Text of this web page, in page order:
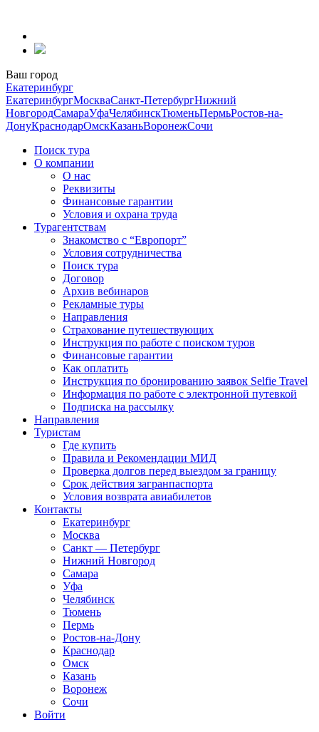
содержанию
Ваш город
Екатеринбург
ЕкатеринбургМоскваСанкт-ПетербургНижний
НовгородСамараУфаЧелябинскТюменьПермьРостов-на-
ДонуКраснодарОмскКазаньВоронежСочи
Поиск тура
О компании
О нас
Реквизиты
Финансовые гарантии
Условия и охрана труда
Турагентствам
Знакомство с “Европорт”
Условия сотрудничества
Поиск тура
Договор
Архив вебинаров
Рекламные туры
Направления
Страхование путешествующих
Инструкция по работе с поиском туров
Финансовые гарантии
Как оплатить
Инструкция по бронированию заявок Selfie Travel
Информация по работе с электронной путевкой
Подписка на рассылку
Направления
Туристам
Где купить
Правила и Рекомендации МИД
Проверка долгов перед выездом за границу
Срок действия загранпаспорта
Условия возврата авиабилетов
Контакты
Екатеринбург
Москва
Санкт — Петербург
Нижний Новгород
Самара
Уфа
Челябинск
Тюмень
Пермь
Ростов-на-Дону
Краснодар
Омск
Казань
Воронеж
Сочи
Войти